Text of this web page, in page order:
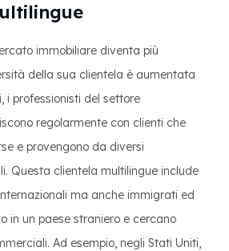
immobiliare diventa più
della sua clientela è aumentata
i professionisti del settore
regolarmente con clienti che
e provengono da diversi
Questa clientela multilingue include
ma anche immigrati ed
in un paese straniero e cercano
Ad esempio, negli Stati Uniti,